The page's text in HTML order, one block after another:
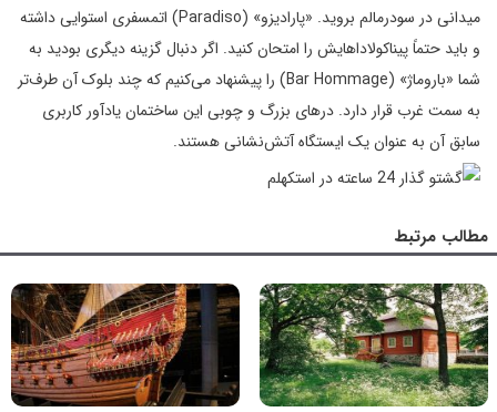
میدانی در سودرمالم بروید. «پارادیزو» (Paradiso) اتمسفری استوایی داشته
و باید حتماً پیناکولاداهایش را امتحان کنید. اگر دنبال گزینه دیگری بودید به
شما «باروماژ» (Bar Hommage) را پیشنهاد می‌کنیم که چند بلوک آن طرف‌تر
به سمت غرب قرار دارد. درهای بزرگ و چوبی این ساختمان یادآور کاربری
سابق آن به عنوان یک ایستگاه آتش‌نشانی هستند.
مطالب مرتبط